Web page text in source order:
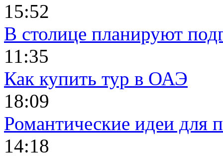
15:52
В столице планируют
11:35
Как купить тур в ОАЭ
18:09
Романтические идеи для
14:18